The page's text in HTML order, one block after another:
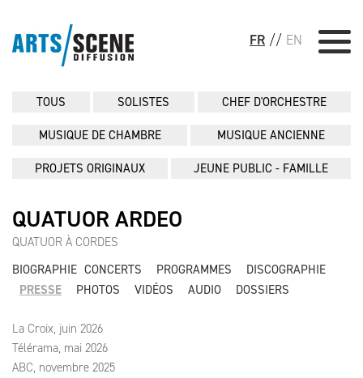
FR // EN
TOUS SOLISTES CHEF D'ORCHESTRE
MUSIQUE DE CHAMBRE MUSIQUE ANCIENNE
PROJETS ORIGINAUX JEUNE PUBLIC - FAMILLE
QUATUOR ARDEO
QUATUOR À CORDES
BIOGRAPHIE CONCERTS PROGRAMMES
DISCOGRAPHIE
PRESSE
PHOTOS VIDÉOS AUDIO DOSSIERS
La Croix, juin 2026
Télérama, mai 2026
ABC, novembre 2025